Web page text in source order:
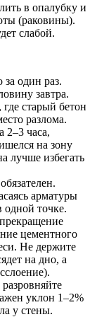
в опалубку и
(раковины).
слабой.
один раз.
завтра.
старый бетон
разлома.
2–3 часа,
на зону
лучше избегать
арматуры
одной точке.
цементного
Не держите
на дно, а
уклон 1–2%
у стены.